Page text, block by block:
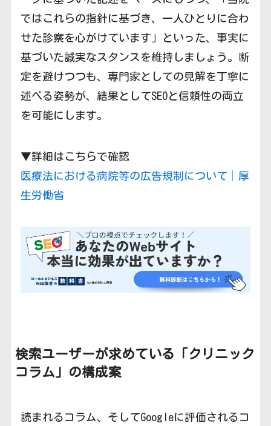
ではこれらの指針に基づき、一人ひとりに合わ
せた診察を心がけています」といった、事実に
基づいた誠実なスタンスを維持しましょう。断
定を避けつつも、専門家としての見解を丁寧に
述べる姿勢が、結果としてSEOと信頼性の両立
を可能にします。
▼詳細はこちらで確認
医療法における病院等の広告規制について│厚
生労働省
検索ユーザーが求めている「クリニック
コラム」の構成案
読まれるコラム、そしてGoogleに評価されるコ